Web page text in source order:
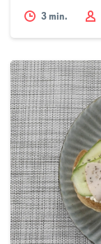
3 min.